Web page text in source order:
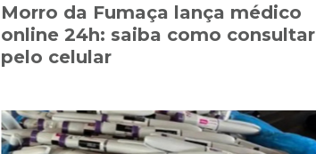
Morro da Fumaça lança médico
online 24h: saiba como consultar
pelo celular